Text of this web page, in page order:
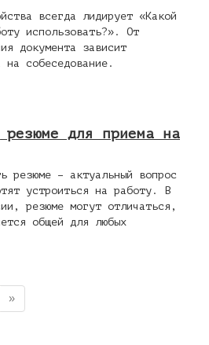
всегда лидирует «Какой
использовать?». От
документа зависит
на собеседование.
резюме для приема на
резюме – актуальный вопрос
устроиться на работу. В
резюме могут отличаться,
общей для любых
»